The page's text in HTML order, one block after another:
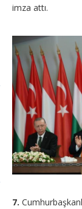
imza attı.
7.